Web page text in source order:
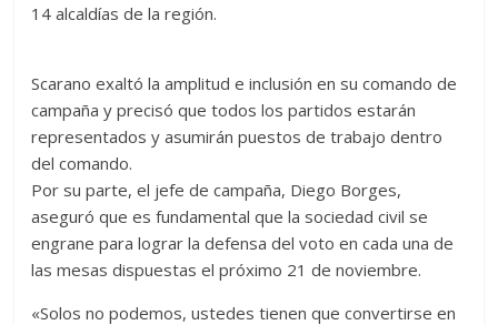
14 alcaldías de la región.
Scarano exaltó la amplitud e inclusión en su comando de
campaña y precisó que todos los partidos estarán
representados y asumirán puestos de trabajo dentro
del comando.
Por su parte, el jefe de campaña, Diego Borges,
aseguró que es fundamental que la sociedad civil se
engrane para lograr la defensa del voto en cada una de
las mesas dispuestas el próximo 21 de noviembre.
«Solos no podemos, ustedes tienen que convertirse en